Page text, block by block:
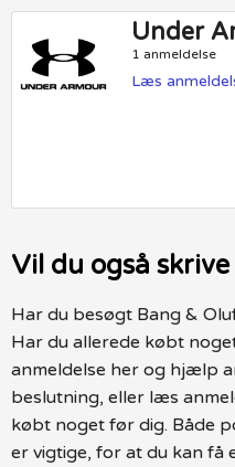
Under
1 anmeldelse
Læs
Vil du også
Har du besøgt Bang &
Har du allerede købt
anmeldelse her og hjælp
beslutning, eller læs
købt noget før dig. Både
er vigtige, for at du kan